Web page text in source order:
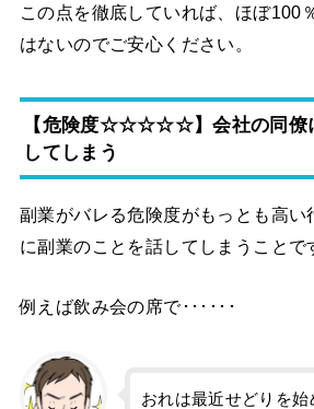
この点を徹底していれば、ほぼ100
はないのでご安心ください。
【危険度☆☆☆☆☆】会社の同僚
してしまう
副業がバレる危険度がもっとも高い
に副業のことを話してしまうことで
例えば飲み会の席で･･････
おれは最近せどりを始